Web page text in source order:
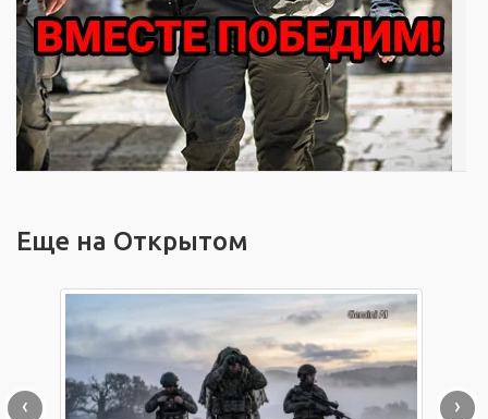
Еще на Открытом
‹ ›